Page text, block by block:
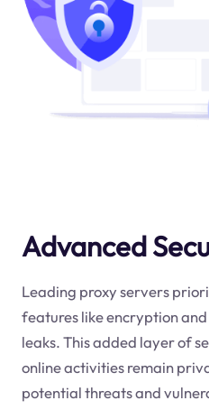
Advanced
Leading proxy servers
features like encryption
leaks. This added layer of
online activities remain
potential threats and